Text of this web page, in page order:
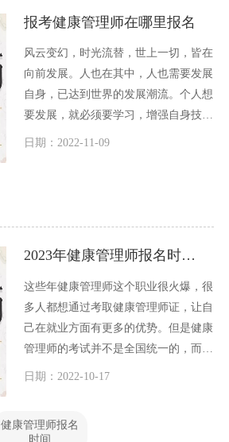
报考健康管理师在哪里报名
风云变幻，时光流替，世上一切，皆在
向前发展。人也在其中，人也需要发展
自身，已达到世界的发展潮流。个人想
要发展，就必须要学习，增强自身技
能。自身有技能，才能在竞争日益激烈
日期：2022-11-09
2023年健康管理师报名时间是什么时候
这些年健康管理师这个职业很火爆，很
多人都想通过考取健康管理师证，让自
己在就业方面有更多的优势。但是健康
管理师的考试并不是全国统一的，而是
由各个地区，各自安排。因此导致2022
论一下。
日期：2022-10-17
健康管理师报名
时间